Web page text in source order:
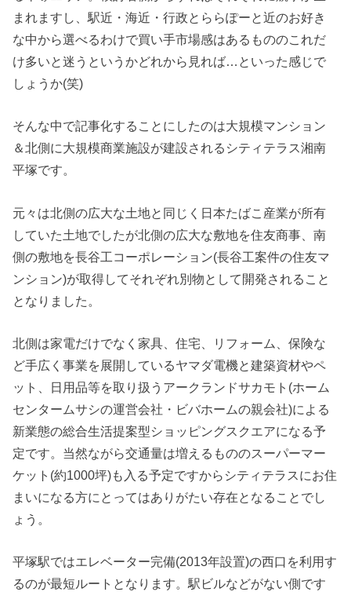
まれますし、駅近・海近・行政とららぽーと近のお好き
な中から選べるわけで買い手市場感はあるもののこれだ
け多いと迷うというかどれから見れば…といった感じで
しょうか(笑)
そんな中で記事化することにしたのは大規模マンション
＆北側に大規模商業施設が建設されるシティテラス湘南
平塚です。
元々は北側の広大な土地と同じく日本たばこ産業が所有
していた土地でしたが北側の広大な敷地を住友商事、南
側の敷地を長谷工コーポレーション(長谷工案件の住友マ
ンション)が取得してそれぞれ別物として開発されること
となりました。
北側は家電だけでなく家具、住宅、リフォーム、保険な
ど手広く事業を展開しているヤマダ電機と建築資材やペ
ット、日用品等を取り扱うアークランドサカモト(ホーム
センタームサシの運営会社・ビバホームの親会社)による
新業態の総合生活提案型ショッピングスクエアになる予
定です。当然ながら交通量は増えるもののスーパーマー
ケット(約1000坪)も入る予定ですからシティテラスにお住
まいになる方にとってはありがたい存在となることでし
ょう。
平塚駅ではエレベーター完備(2013年設置)の西口を利用す
るのが最短ルートとなります。駅ビルなどがない側です